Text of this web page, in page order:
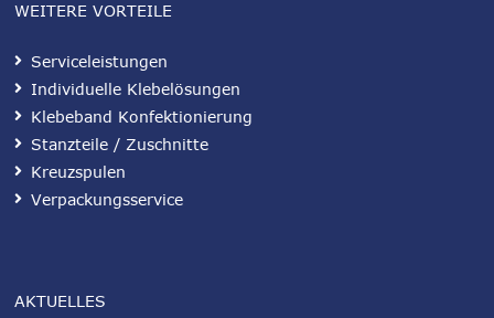
WEITERE VORTEILE
Serviceleistungen
Individuelle Klebelösungen
Klebeband Konfektionierung
Stanzteile / Zuschnitte
Kreuzspulen
Verpackungsservice
AKTUELLES